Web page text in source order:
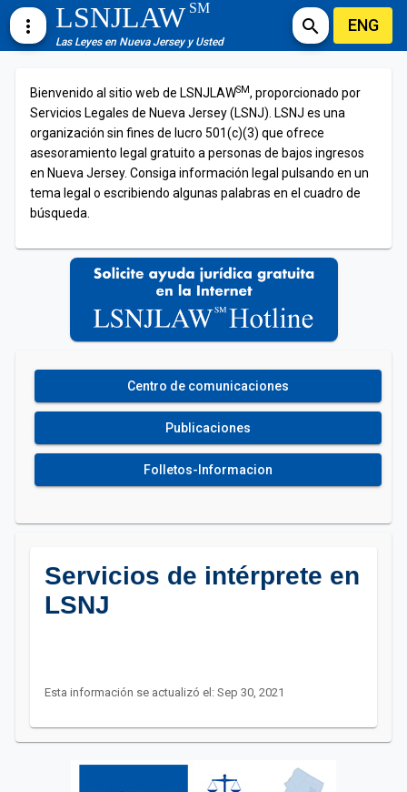
more_vert LSNJLAWSM
Las Leyes en Nueva Jersey y Usted
search ENG
Bienvenido al sitio web de LSNJLAWSM, proporcionado por
Servicios Legales de Nueva Jersey (LSNJ). LSNJ es una
organización sin fines de lucro 501(c)(3) que ofrece
asesoramiento legal gratuito a personas de bajos ingresos
en Nueva Jersey. Consiga información legal pulsando en un
tema legal o escribiendo algunas palabras en el cuadro de
búsqueda.
Centro de comunicaciones
Publicaciones
Folletos-Informacion
Servicios de intérprete en
LSNJ
Esta información se actualizó el: Sep 30, 2021